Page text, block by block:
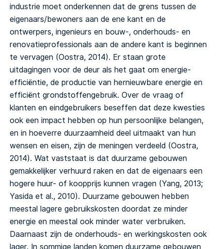
industrie moet onderkennen dat de grens tussen de
eigenaars/bewoners aan de ene kant en de
ontwerpers, ingenieurs en bouw-, onderhouds- en
renovatieprofessionals aan de andere kant is beginnen
te vervagen (Oostra, 2014). Er staan grote
uitdagingen voor de deur als het gaat om energie-
efficiëntie, de productie van hernieuwbare energie en
efficiënt grondstoffengebruik. Over de vraag of
klanten en eindgebruikers beseffen dat deze kwesties
ook een impact hebben op hun persoonlijke belangen,
en in hoeverre duurzaamheid deel uitmaakt van hun
wensen en eisen, zijn de meningen verdeeld (Oostra,
2014). Wat vaststaat is dat duurzame gebouwen
gemakkelijker verhuurd raken en dat de eigenaars een
hogere huur- of koopprijs kunnen vragen (Yang, 2013;
Yasida et al., 2010). Duurzame gebouwen hebben
meestal lagere gebruikskosten doordat ze minder
energie en meestal ook minder water verbruiken.
Daarnaast zijn de onderhouds- en werkingskosten ook